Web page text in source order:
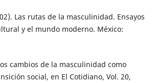
Las rutas de la masculinidad. Ensayos
y el mundo moderno. México:
Los cambios de la masculinidad como
social, en El Cotidiano, Vol. 20,